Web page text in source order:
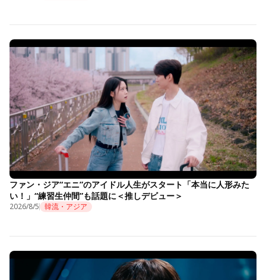
ファン・ジア“エニ”のアイドル人生がスタート「本当に人形みた
い！」“練習生仲間”も話題に＜推しデビュー＞
2026/8/5 韓流・アジア